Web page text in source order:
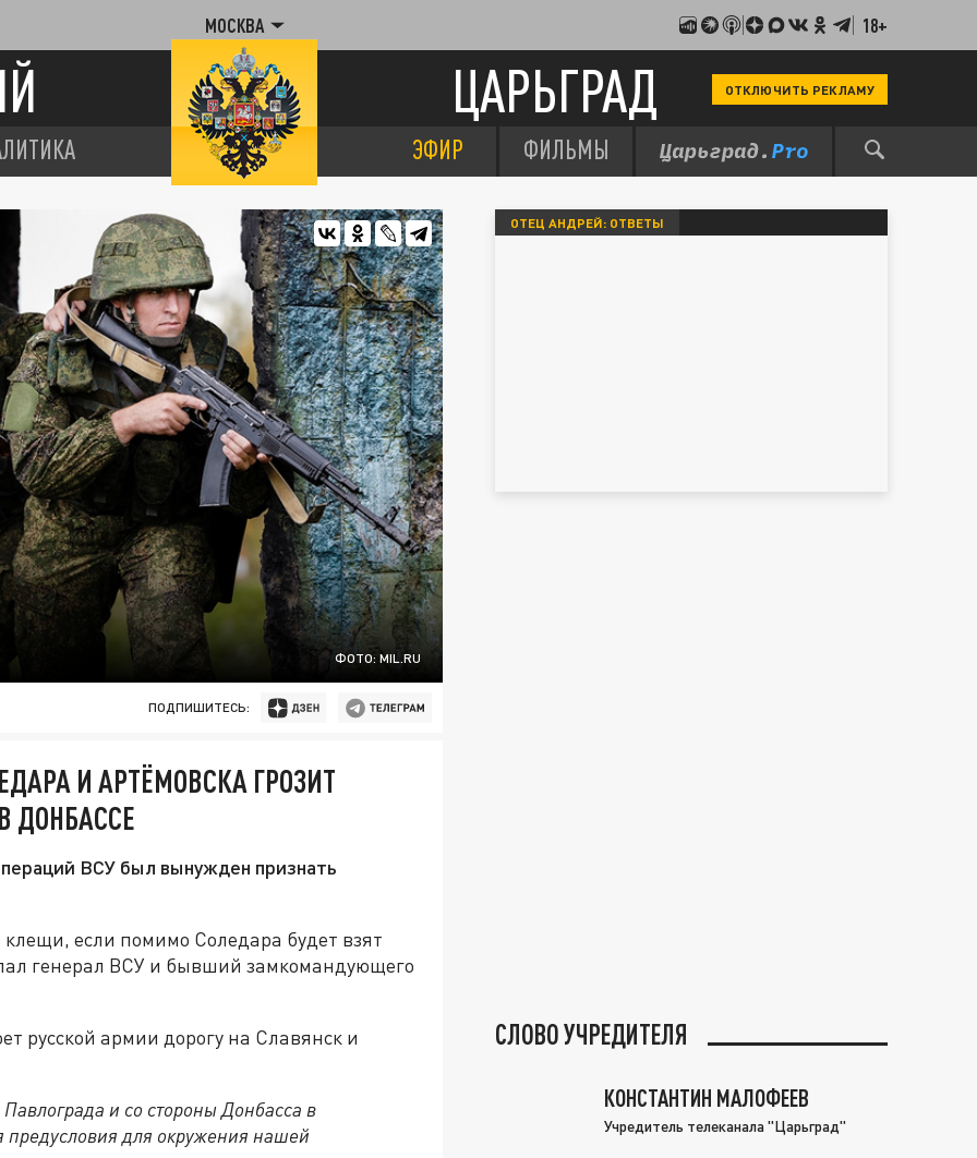
МОСКВА 18+
ЦАРЬГРАД ОТКЛЮЧИТЬ РЕКЛАМУ
ЭФИР ФИЛЬМЫ
ФОТО: MIL.RU
ПОДПИШИТЕСЬ:
И АРТЁМОВСКА ГРОЗИТ
ДОНБАССЕ
ВСУ был вынужден признать
если помимо Соледара будет взят
генерал ВСУ и бывший замкомандующего
русской армии дорогу на Славянск и
и со стороны Донбасса в
предусловия для окружения нашей
ОТЕЦ АНДРЕЙ: ОТВЕТЫ
СЛОВО УЧРЕДИТЕЛЯ
КОНСТАНТИН МАЛОФЕЕВ
Учредитель телеканала "Царьград"